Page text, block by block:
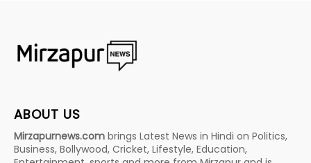
ABOUT US
Mirzapurnews.com brings Latest News in Hindi on Politics,
Business, Bollywood, Cricket, Lifestyle, Education,